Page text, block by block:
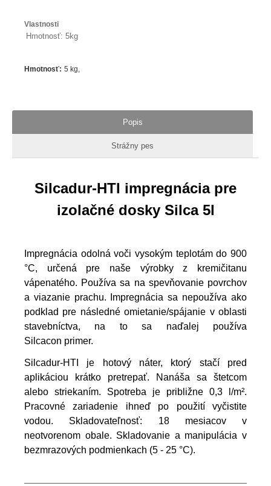
Vlastnosti
Hmotnosť: 5kg
Hmotnosť: 5 kg
Popis
Strážny pes
Silcadur-HTI impregnácia pre
izolačné dosky Silca 5l
Impregnácia odolná voči vysokým teplotám do 900
°C, určená pre naše výrobky z kremičitanu
vápenatého. Používa sa na spevňovanie povrchov
a viazanie prachu. Impregnácia sa nepoužíva ako
podklad pre následné omietanie/spájanie v oblasti
stavebníctva, na to sa naďalej používa
Silcacon primer.
Silcadur-HTI je hotový náter, ktorý stačí pred
aplikáciou krátko pretrepať. Nanáša sa štetcom
alebo striekaním. Spotreba je približne 0,3 l/m².
Pracovné zariadenie ihneď po použití vyčistite
vodou. Skladovateľnosť: 18 mesiacov v
neotvorenom obale. Skladovanie a manipulácia v
bezmrazových podmienkach (5 - 25 °C).